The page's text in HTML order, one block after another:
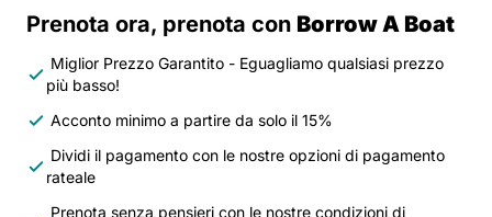
Prenota ora, prenota con Borrow A Boat
Miglior Prezzo Garantito - Eguagliamo qualsiasi prezzo
più basso!
Acconto minimo a partire da solo il 15%
Dividi il pagamento con le nostre opzioni di pagamento
rateale
Prenota senza pensieri con le nostre condizioni di